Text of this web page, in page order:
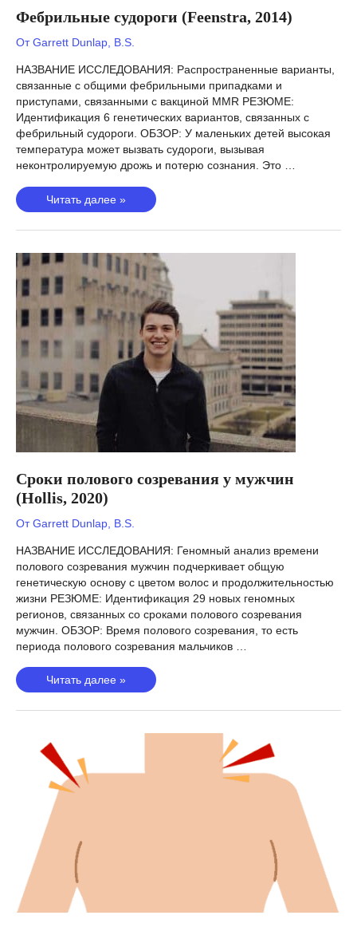
Фебрильные судороги (Feenstra, 2014)
ОтGarrett Dunlap, B.S.
НАЗВАНИЕ ИССЛЕДОВАНИЯ: Распространенные варианты,
связанные с общими фебрильными припадками и
приступами, связанными с вакциной MMR РЕЗЮМЕ:
Идентификация 6 генетических вариантов, связанных с
фебрильный судороги. ОБЗОР: У маленьких детей высокая
температура может вызвать судороги, вызывая
неконтролируемую дрожь и потерю сознания. Это …
Фебрильные
судороги
(Feenstra,
Читать далее »
Сроки полового созревания у мужчин
(Hollis, 2020)
ОтGarrett Dunlap, B.S.
НАЗВАНИЕ ИССЛЕДОВАНИЯ: Геномный анализ времени
полового созревания мужчин подчеркивает общую
генетическую основу с цветом волос и продолжительностью
жизни РЕЗЮМЕ: Идентификация 29 новых геномных
регионов, связанных со сроками полового созревания
мужчин. ОБЗОР: Время полового созревания, то есть
периода полового созревания мальчиков …
Сроки
полового
созревания
мужчин
(Hollis,
2020)
Читать далее »